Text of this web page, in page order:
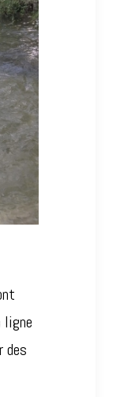
ligne
des